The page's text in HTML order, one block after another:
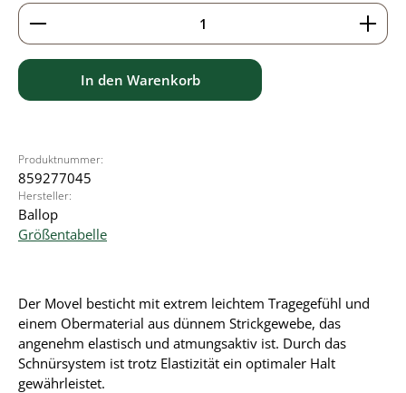
Produkt Anzahl: Gib den gewünschten Wert ein
In den Warenkorb
Produktnummer:
859277045
Hersteller:
Ballop
Größentabelle
Der Movel besticht mit extrem leichtem Tragegefühl und
einem Obermaterial aus dünnem Strickgewebe, das
angenehm elastisch und atmungsaktiv ist. Durch das
Schnürsystem ist trotz Elastizität ein optimaler Halt
gewährleistet.